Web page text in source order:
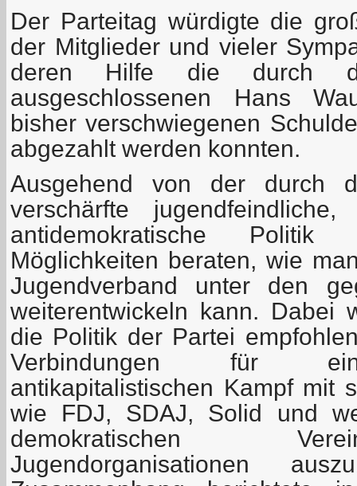
Der Parteitag würdigte die
der Mitglieder und vieler
deren Hilfe die durch
ausgeschlossenen Hans
bisher verschwiegenen
abgezahlt werden konnten.
Ausgehend von der durch
verschärfte
antidemokratische
Möglichkeiten beraten, wie
Jugendverband unter den
weiterentwickeln kann. Dabei
die Politik der Partei
Verbindungen für
antikapitalistischen Kampf mit
wie FDJ, SDAJ, Solid und
demokratischen
Jugendorganisationen